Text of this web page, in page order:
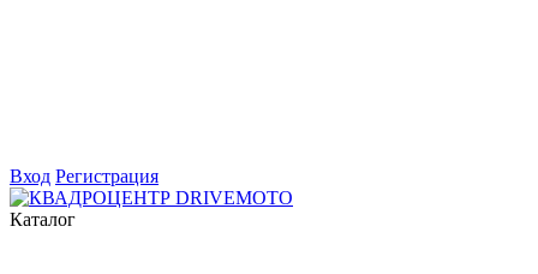
Вход Регистрация
Каталог